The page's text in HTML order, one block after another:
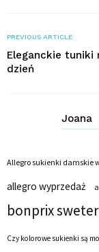
PREVIOUS ARTICLE
Eleganckie tuniki
dzień
Joana
Allegro sukienki damskie
allegro wyprzedaż
bonprix sweter
Czy kolorowe sukienki są